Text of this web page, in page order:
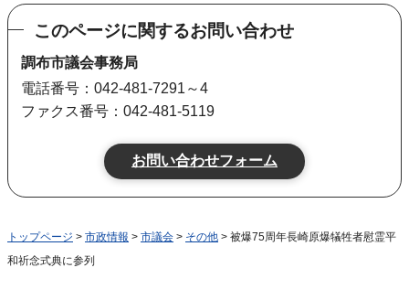
このページに関するお問い合わせ
調布市議会事務局
電話番号：042-481-7291～4
ファクス番号：042-481-5119
トップページ > 市政情報 > 市議会 > その他 > 被爆75周年長崎原爆犠牲者慰霊平
和祈念式典に参列